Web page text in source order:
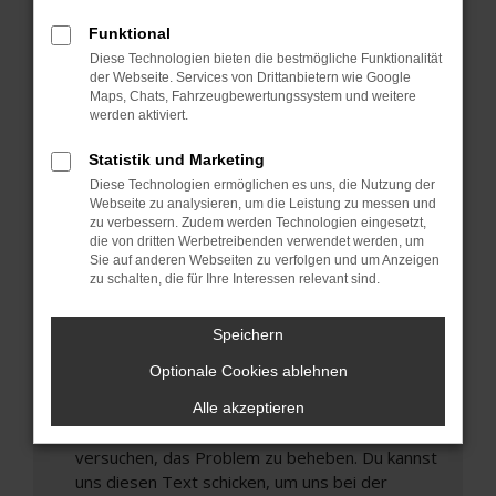
verhindern. Funktioniert die Seite in einem
anderen Browser oder in einem privaten
Fenster?
Starte dein Gerät neu.
Probleme zu beheben.
Stelle sicher, dass dein Browser und dein
Betriebssystem auf dem neuesten Stand
sind.
Veraltete Software birgt nicht nur ein
dass bestimmte Funktionen nicht mehr
Wende dich an den Webseitenbetreiber.
Wenn du alle oben genannten Schritte versucht
hast, kontaktiere uns bitte. Wir werden
versuchen, das Problem zu beheben. Du kannst
uns diesen Text schicken, um uns bei der
Funktional
Diese Technologien bieten die bestmögliche Funktionalität
der Webseite. Services von Drittanbietern wie Google
Maps, Chats, Fahrzeugbewertungssystem und weitere
werden aktiviert.
Statistik und Marketing
Diese Technologien ermöglichen es uns, die Nutzung der
Webseite zu analysieren, um die Leistung zu messen und
zu verbessern. Zudem werden Technologien eingesetzt,
die von dritten Werbetreibenden verwendet werden, um
Sie auf anderen Webseiten zu verfolgen und um Anzeigen
zu schalten, die für Ihre Interessen relevant sind.
Speichern
Optionale Cookies ablehnen
Alle akzeptieren